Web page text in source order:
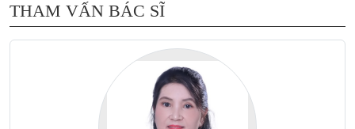
THAM VẤN BÁC SĨ